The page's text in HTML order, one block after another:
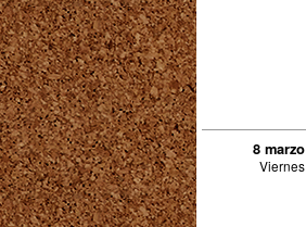
8 marzo
Viernes